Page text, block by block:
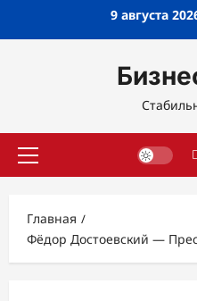
9 августа
Основное
Главная
Фёдор Достоевский —